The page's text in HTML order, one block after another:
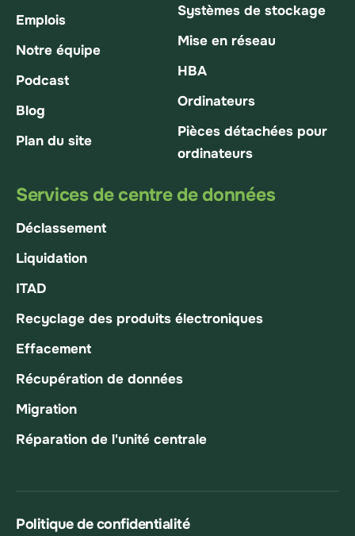
Emplois
Notre équipe
Podcast
Blog
Plan du site
Systèmes de stockage
Mise en réseau
HBA
Ordinateurs
Pièces détachées pour
ordinateurs
Services de centre de données
Déclassement
Liquidation
ITAD
Recyclage des produits électroniques
Effacement
Récupération de données
Migration
Réparation de l'unité centrale
Politique de confidentialité